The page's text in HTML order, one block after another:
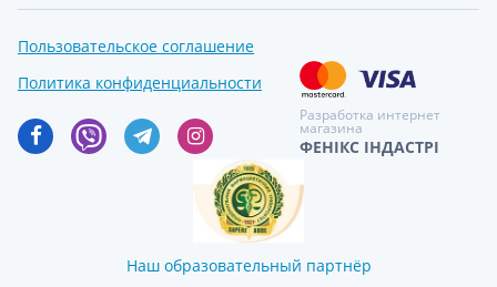
Пользовательское соглашение
Политика конфиденциальности
Разработка интернет
магазина
ФЕНІКС ІНДАСТРІ
Наш образовательный партнёр